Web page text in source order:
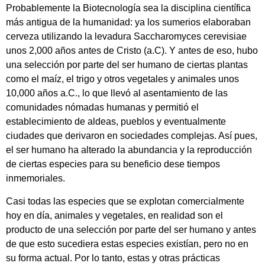
Probablemente la Biotecnología sea la disciplina científica
más antigua de la humanidad: ya los sumerios elaboraban
cerveza utilizando la levadura Saccharomyces cerevisiae
unos 2,000 años antes de Cristo (a.C). Y antes de eso, hubo
una selección por parte del ser humano de ciertas plantas
como el maíz, el trigo y otros vegetales y animales unos
10,000 años a.C., lo que llevó al asentamiento de las
comunidades nómadas humanas y permitió el
establecimiento de aldeas, pueblos y eventualmente
ciudades que derivaron en sociedades complejas. Así pues,
el ser humano ha alterado la abundancia y la reproducción
de ciertas especies para su beneficio dese tiempos
inmemoriales.
Casi todas las especies que se explotan comercialmente
hoy en día, animales y vegetales, en realidad son el
producto de una selección por parte del ser humano y antes
de que esto sucediera estas especies existían, pero no en
su forma actual. Por lo tanto, estas y otras prácticas